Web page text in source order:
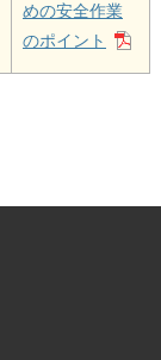
めの安全作業
のポイント